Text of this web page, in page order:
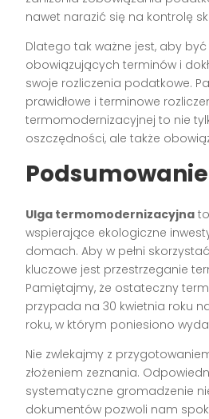
nawet narazić się na kontrolę
Dlatego tak ważne jest, aby
obowiązujących terminów i
swoje rozliczenia podatkowe.
prawidłowe i terminowe
termomodernizacyjnej to nie
oszczędności, ale także
Podsumowanie
Ulga termomodernizacyjna
wspierające ekologiczne
domach. Aby w pełni
kluczowe jest przestrzeganie
Pamiętajmy, że ostateczny
przypada na 30 kwietnia roku
roku, w którym poniesiono
Nie zwlekajmy z
złożeniem zeznania.
systematyczne gromadzenie
dokumentów pozwoli nam